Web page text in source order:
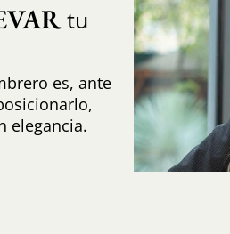
tu
es, ante
elegancia.